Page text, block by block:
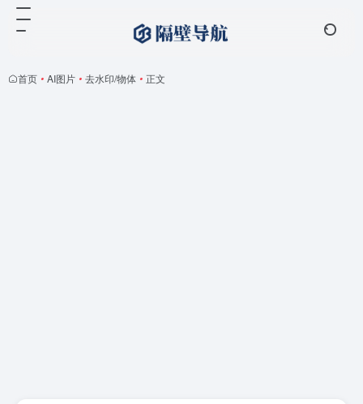
首页 • AI图片 • 去水印/物体 • 正文